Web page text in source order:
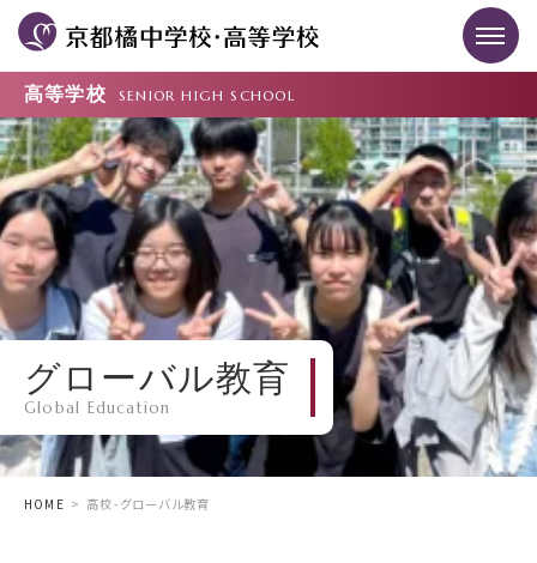
高等学校 SENIOR HIGH SCHOOL
グローバル教育
Global Education
HOME 高校-グローバル教育